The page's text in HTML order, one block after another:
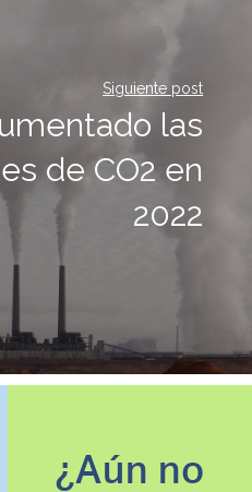
Siguiente post
las
de CO2 en
2022
¿Aún no